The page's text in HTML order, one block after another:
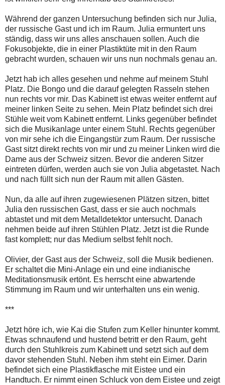
Während der ganzen Untersuchung befinden sich nur Julia,
der russische Gast und ich im Raum. Julia ermuntert uns
ständig, dass wir uns alles anschauen sollen. Auch die
Fokusobjekte, die in einer Plastiktüte mit in den Raum
gebracht wurden, schauen wir uns nun nochmals genau an.
Jetzt hab ich alles gesehen und nehme auf meinem Stuhl
Platz. Die Bongo und die darauf gelegten Rasseln stehen
nun rechts vor mir. Das Kabinett ist etwas weiter entfernt auf
meiner linken Seite zu sehen. Mein Platz befindet sich drei
Stühle weit vom Kabinett entfernt. Links gegenüber befindet
sich die Musikanlage unter einem Stuhl. Rechts gegenüber
von mir sehe ich die Eingangstür zum Raum. Der russische
Gast sitzt direkt rechts von mir und zu meiner Linken wird die
Dame aus der Schweiz sitzen. Bevor die anderen Sitzer
eintreten dürfen, werden auch sie von Julia abgetastet. Nach
und nach füllt sich nun der Raum mit allen Gästen.
Nun, da alle auf ihren zugewiesenen Plätzen sitzen, bittet
Julia den russischen Gast, dass er sie auch nochmals
abtastet und mit dem Metalldetektor untersucht. Danach
nehmen beide auf ihren Stühlen Platz. Jetzt ist die Runde
fast komplett; nur das Medium selbst fehlt noch.
Olivier, der Gast aus der Schweiz, soll die Musik bedienen.
Er schaltet die Mini-Anlage ein und eine indianische
Meditationsmusik ertönt. Es herrscht eine abwartende
Stimmung im Raum und wir unterhalten uns ein wenig.
***
Jetzt höre ich, wie Kai die Stufen zum Keller hinunter kommt.
Etwas schnaufend und hustend betritt er den Raum, geht
durch den Stuhlkreis zum Kabinett und setzt sich auf dem
davor stehenden Stuhl. Neben ihm steht ein Eimer. Darin
befindet sich eine Plastikflasche mit Eistee und ein
Handtuch. Er nimmt einen Schluck von dem Eistee und zeigt